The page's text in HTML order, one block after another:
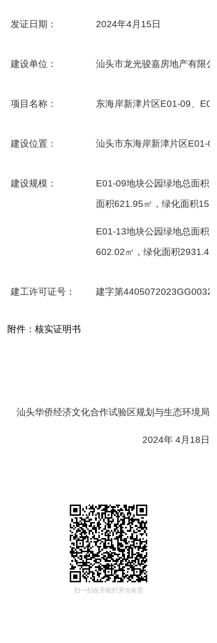
发证日期： 2024年4月15日
建设单位： 汕头市龙光骏嘉房地产有限
项目名称： 东海岸新津片区E01-09、
建设位置： 汕头市东海岸新津片区E01-
建设规模：
E01-09地块公园绿地总面积
面积621.95㎡，绿化面积
E01-13地块公园绿地总面积
602.02㎡，绿化面积2931.45
建工许可证号： 建字第
附件：核实证明书
汕头华侨经济文化合作试验区规划与生态环境局
2024年 4月18日
扫一扫在手机打开当前页